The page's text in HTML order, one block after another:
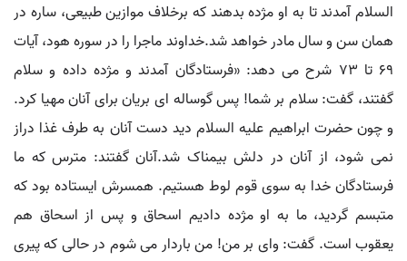
السلام آمدند تا به او مژده بدهند که برخلاف موازین طبیعی، ساره در
همان سن و سال مادر خواهد شد.خداوند ماجرا را در سوره هود، آیات
۶۹ تا ۷۳ شرح می دهد: «فرستادگان آمدند و مژده داده و سلام
گفتند، گفت: سلام بر شما! پس گوساله ای بریان برای آنان مهیا کرد.
و چون حضرت ابراهیم علیه السلام دید دست آنان به طرف غذا دراز
نمی شود، از آنان در دلش بیمناک شد.آنان گفتند: مترس که ما
فرستادگان خدا به سوی قوم لوط هستیم. همسرش ایستاده بود که
متبسم گردید، ما به او مژده دادیم اسحاق و پس از اسحاق هم
یعقوب است. گفت: وای بر من! من باردار می شوم در حالی که پیری